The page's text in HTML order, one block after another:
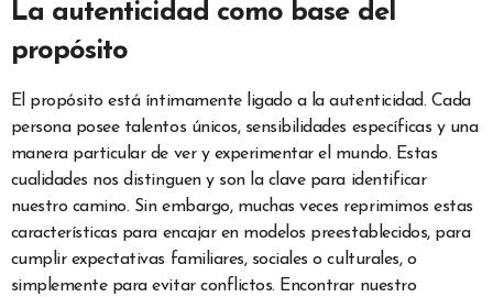
La autenticidad como base del
propósito
El propósito está íntimamente ligado a la autenticidad. Cada
persona posee talentos únicos, sensibilidades específicas y una
manera particular de ver y experimentar el mundo. Estas
cualidades nos distinguen y son la clave para identificar
nuestro camino. Sin embargo, muchas veces reprimimos estas
características para encajar en modelos preestablecidos, para
cumplir expectativas familiares, sociales o culturales, o
simplemente para evitar conflictos. Encontrar nuestro